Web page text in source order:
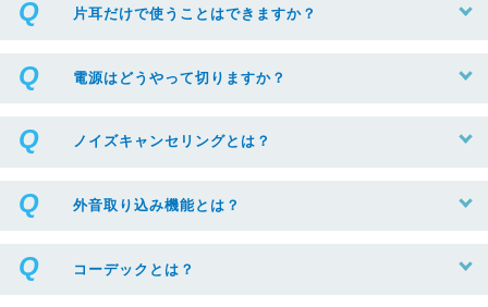
片耳だけで使うことはできますか？
電源はどうやって切りますか？
ノイズキャンセリングとは？
外音取り込み機能とは？
コーデックとは？